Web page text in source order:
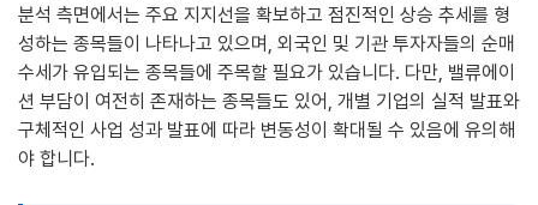
분석 측면에서는 주요 지지선을 확보하고 점진적인 상승 추세를 형
성하는 종목들이 나타나고 있으며, 외국인 및 기관 투자자들의 순매
수세가 유입되는 종목들에 주목할 필요가 있습니다. 다만, 밸류에이
션 부담이 여전히 존재하는 종목들도 있어, 개별 기업의 실적 발표와
구체적인 사업 성과 발표에 따라 변동성이 확대될 수 있음에 유의해
야 합니다.